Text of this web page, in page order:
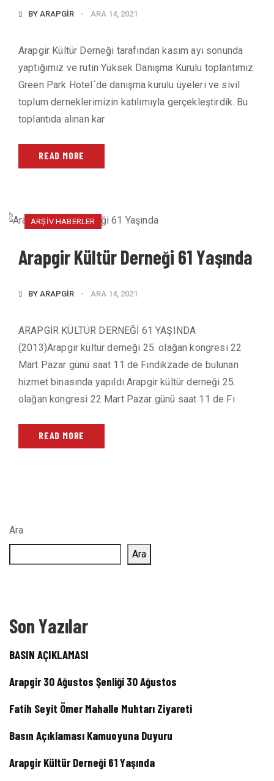
BY ARAPGIR ARA 14, 2021
Arapgir Kültür Derneği tarafından kasım ayı sonunda
yaptığımız ve rutin Yüksek Danışma Kurulu toplantımız
Green Park Hotel´de danışma kurulu üyeleri ve sivil
toplum derneklerimizin katılımıyla gerçekleştirdik. Bu
toplantıda alınan kar
READ MORE
ARŞIV HABERLER
Arapgir Kültür Derneği 61 Yaşında
BY ARAPGIR ARA 14, 2021
ARAPGİR KÜLTÜR DERNEĞİ 61 YAŞINDA
(2013)Arapgir kültür derneği 25. olağan kongresi 22
Mart Pazar günü saat 11 de Fındıkzade de bulunan
hizmet binasında yapıldı Arapgir kültür derneği 25.
olağan kongresi 22 Mart Pazar günü saat 11 de Fı
READ MORE
Ara
Ara
Son Yazılar
BASIN AÇIKLAMASI
Arapgir 30 Ağustos Şenliği 30 Ağustos
Fatih Seyit Ömer Mahalle Muhtarı Ziyareti
Basın Açıklaması Kamuoyuna Duyuru
Arapgir Kültür Derneği 61 Yaşında